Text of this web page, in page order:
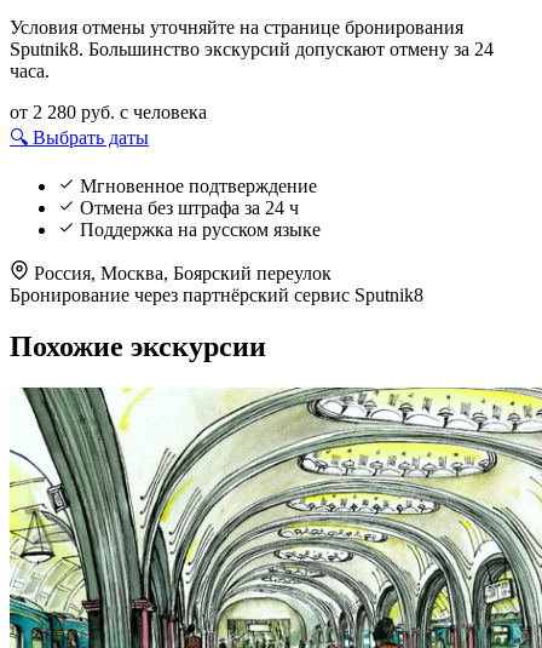
Условия отмены уточняйте на странице бронирования
Sputnik8. Большинство экскурсий допускают отмену за 24
часа.
от 2 280 руб. с человека
🔍 Выбрать даты
Мгновенное подтверждение
Отмена без штрафа за 24 ч
Поддержка на русском языке
Россия, Москва, Боярский переулок
Бронирование через партнёрский сервис Sputnik8
Похожие экскурсии